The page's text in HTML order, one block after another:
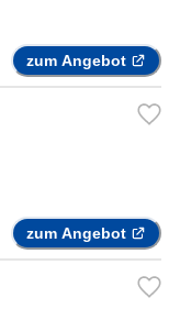
zum Angebot
zum Angebot